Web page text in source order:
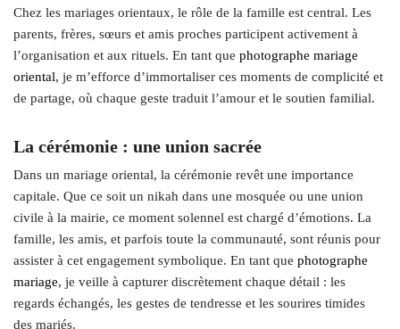
Chez les mariages orientaux, le rôle de la famille est central. Les
parents, frères, sœurs et amis proches participent activement à
l’organisation et aux rituels. En tant que photographe mariage
oriental, je m’efforce d’immortaliser ces moments de complicité et
de partage, où chaque geste traduit l’amour et le soutien familial.
La cérémonie : une union sacrée
Dans un mariage oriental, la cérémonie revêt une importance
capitale. Que ce soit un nikah dans une mosquée ou une union
civile à la mairie, ce moment solennel est chargé d’émotions. La
famille, les amis, et parfois toute la communauté, sont réunis pour
assister à cet engagement symbolique. En tant que photographe
mariage, je veille à capturer discrètement chaque détail : les
regards échangés, les gestes de tendresse et les sourires timides
des mariés.